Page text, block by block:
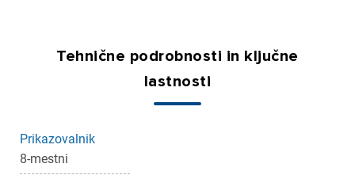
Tehnične podrobnosti in ključne
lastnosti
Prikazovalnik
8-mestni